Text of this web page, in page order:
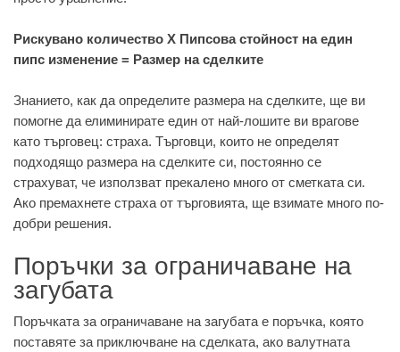
Рискувано количество Х Пипсова стойност на един
пипс изменение = Размер на сделките
Знанието, как да определите размера на сделките, ще ви
помогне да елиминирате един от най-лошите ви врагове
като търговец: страха. Търговци, които не определят
подходящо размера на сделките си, постоянно се
страхуват, че използват прекалено много от сметката си.
Ако премахнете страха от търговията, ще взимате много по-
добри решения.
Поръчки за ограничаване на
загубата
Поръчката за ограничаване на загубата е поръчка, която
поставяте за приключване на сделката, ако валутната